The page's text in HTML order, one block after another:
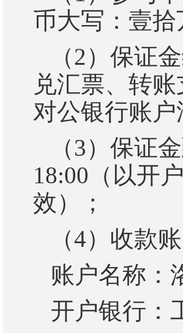
币大写：壹拾
（2） 保证
兑汇票、转
对公银行账户
（3） 保证
18:00 （以开
效）；
（4） 收款
账户名称：
开户银行：